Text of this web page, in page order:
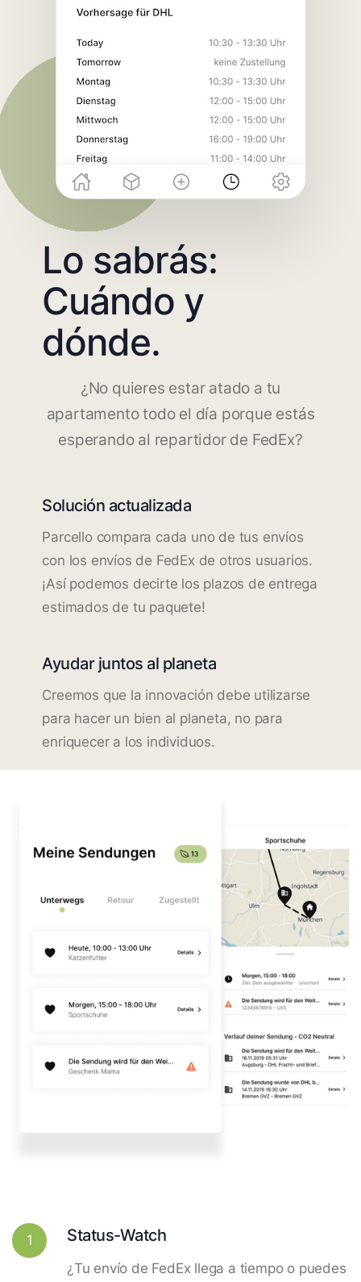
Lo sabrás:
Cuándo y
dónde.
¿No quieres estar atado a tu
apartamento todo el día porque estás
esperando al repartidor de FedEx?
Solución actualizada
Parcello compara cada uno de tus envíos
con los envíos de FedEx de otros usuarios.
¡Así podemos decirte los plazos de entrega
estimados de tu paquete!
Ayudar juntos al planeta
Creemos que la innovación debe utilizarse
para hacer un bien al planeta, no para
enriquecer a los individuos.
1 Status-Watch
¿Tu envío de FedEx llega a tiempo o puedes